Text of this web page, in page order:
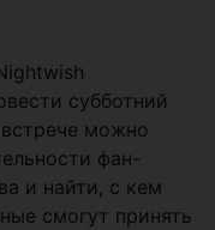
субботний
можно
фан-
и найти, с кем
смогут принять